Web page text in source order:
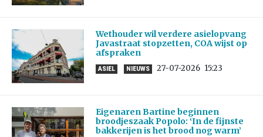
Wethouder wil verdere asielopvang
Javastraat stopzetten, COA wijst op
afspraken
ASIEL NIEUWS 27-07-2026 15:23
Eigenaren Bartine beginnen
broodjeszaak Popolo: ‘In de fijnste
bakkerijen is het brood nog warm’